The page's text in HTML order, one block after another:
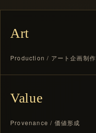
Art
Production / アート企画制作
Value
Provenance / 価値形成